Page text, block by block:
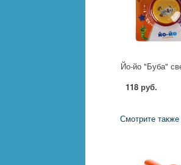
118 руб.
Смотрите также